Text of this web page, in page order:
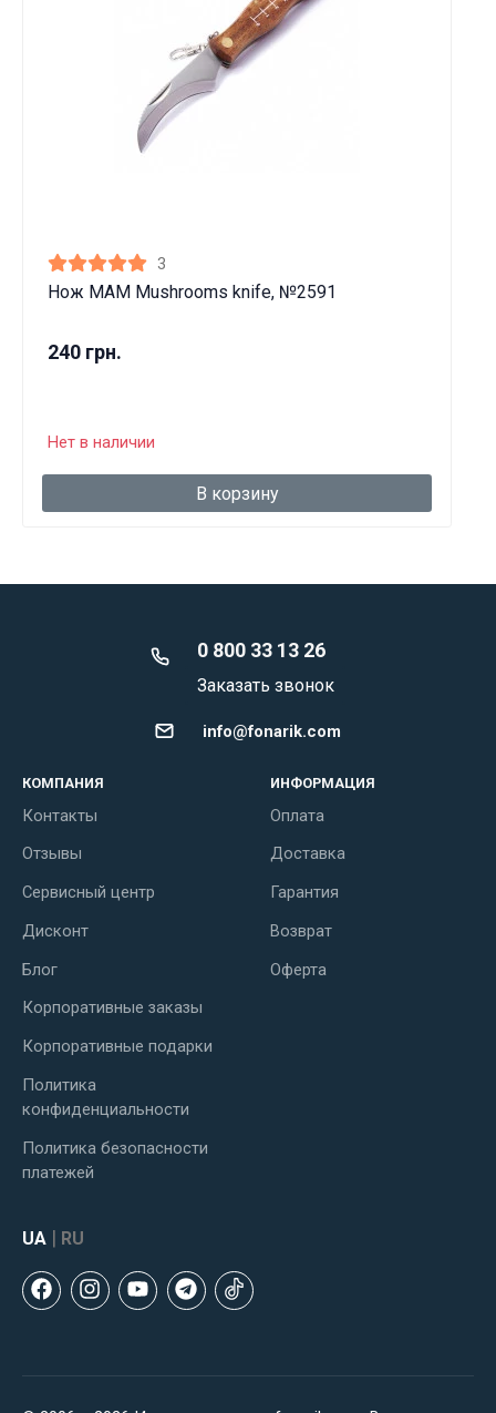
3
Нож MAM Mushrooms knife, №2591
240 грн.
Нет в наличии
В корзину
0 800 33 13 26
Заказать звонок
info@fonarik.com
КОМПАНИЯ
Контакты
Отзывы
Сервисный центр
Дисконт
Блог
Корпоративные заказы
Корпоративные подарки
Политика
конфиденциальности
Политика безопасности
платежей
ИНФОРМАЦИЯ
Оплата
Доставка
Гарантия
Возврат
Оферта
UA | RU